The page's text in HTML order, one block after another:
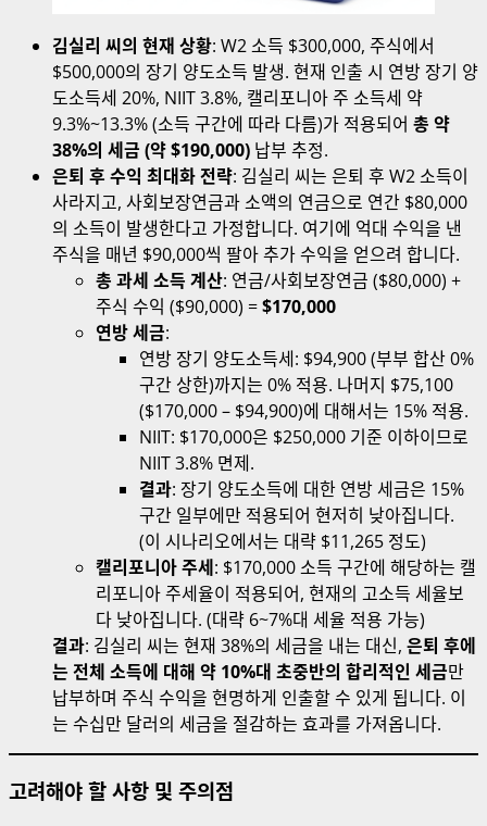
김실리 씨의 현재 상황: W2 소득 $300,000, 주식에서
$500,000의 장기 양도소득 발생. 현재 인출 시 연방 장기 양
도소득세 20%, NIIT 3.8%, 캘리포니아 주 소득세 약
9.3%~13.3% (소득 구간에 따라 다름)가 적용되어 총 약
38%의 세금 (약 $190,000) 납부 추정.
은퇴 후 수익 최대화 전략: 김실리 씨는 은퇴 후 W2 소득이
사라지고, 사회보장연금과 소액의 연금으로 연간 $80,000
의 소득이 발생한다고 가정합니다. 여기에 억대 수익을 낸
주식을 매년 $90,000씩 팔아 추가 수익을 얻으려 합니다.
총 과세 소득 계산: 연금/사회보장연금 ($80,000) +
주식 수익 ($90,000) =$170,000
연방 세금:
연방 장기 양도소득세: $94,900 (부부 합산 0%
구간 상한)까지는 0% 적용. 나머지 $75,100
($170,000 – $94,900)에 대해서는 15% 적용.
NIIT: $170,000은 $250,000 기준 이하이므로
NIIT 3.8% 면제.
결과: 장기 양도소득에 대한 연방 세금은 15%
구간 일부에만 적용되어 현저히 낮아집니다.
(이 시나리오에서는 대략 $11,265 정도)
캘리포니아 주세: $170,000 소득 구간에 해당하는 캘
리포니아 주세율이 적용되어, 현재의 고소득 세율보
다 낮아집니다. (대략 6~7%대 세율 적용 가능)
결과: 김실리 씨는 현재 38%의 세금을 내는 대신, 은퇴 후에
는 전체 소득에 대해 약 10%대 초중반의 합리적인 세금만
납부하며 주식 수익을 현명하게 인출할 수 있게 됩니다. 이
는 수십만 달러의 세금을 절감하는 효과를 가져옵니다.
고려해야 할 사항 및 주의점